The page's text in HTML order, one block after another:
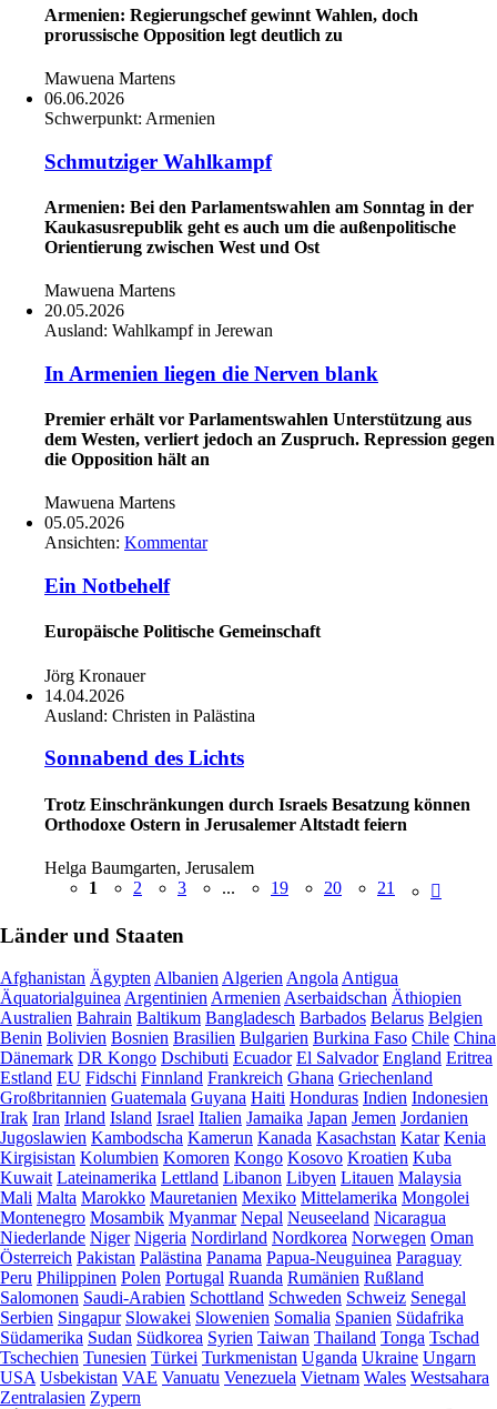
Armenien: Regierungschef gewinnt Wahlen, doch
prorussische Opposition legt deutlich zu
Mawuena Martens
06.06.2026
Schwerpunkt: Armenien
Schmutziger Wahlkampf
Armenien: Bei den Parlamentswahlen am Sonntag in der
Kaukasusrepublik geht es auch um die außenpolitische
Orientierung zwischen West und Ost
Mawuena Martens
20.05.2026
Ausland: Wahlkampf in Jerewan
In Armenien liegen die Nerven blank
Premier erhält vor Parlamentswahlen Unterstützung aus
dem Westen, verliert jedoch an Zuspruch. Repression gegen
die Opposition hält an
Mawuena Martens
05.05.2026
Ansichten: Kommentar
Ein Notbehelf
Europäische Politische Gemeinschaft
Jörg Kronauer
14.04.2026
Ausland: Christen in Palästina
Sonnabend des Lichts
Trotz Einschränkungen durch Israels Besatzung können
Orthodoxe Ostern in Jerusalemer Altstadt feiern
Helga Baumgarten, Jerusalem
1
2 3 ... 19 20 21
Länder und Staaten
Afghanistan Ägypten Albanien Algerien Angola Antigua
Äquatorialguinea Argentinien Armenien Aserbaidschan Äthiopien
Australien Bahrain Baltikum Bangladesch Barbados Belarus Belgien
Benin Bolivien Bosnien Brasilien Bulgarien Burkina Faso Chile China
Dänemark DR Kongo Dschibuti Ecuador El Salvador England Eritrea
Estland EU Fidschi Finnland Frankreich Ghana Griechenland
Großbritannien Guatemala Guyana Haiti Honduras Indien Indonesien
Irak Iran Irland Island Israel Italien Jamaika Japan Jemen Jordanien
Jugoslawien Kambodscha Kamerun Kanada Kasachstan Katar Kenia
Kirgisistan Kolumbien Komoren Kongo Kosovo Kroatien Kuba
Kuwait Lateinamerika Lettland Libanon Libyen Litauen Malaysia
Mali Malta Marokko Mauretanien Mexiko Mittelamerika Mongolei
Montenegro Mosambik Myanmar Nepal Neuseeland Nicaragua
Niederlande Niger Nigeria Nordirland Nordkorea Norwegen Oman
Österreich Pakistan Palästina Panama Papua-Neuguinea Paraguay
Peru Philippinen Polen Portugal Ruanda Rumänien Rußland
Salomonen Saudi-Arabien Schottland Schweden Schweiz Senegal
Serbien Singapur Slowakei Slowenien Somalia Spanien Südafrika
Südamerika Sudan Südkorea Syrien Taiwan Thailand Tonga Tschad
Tschechien Tunesien Türkei Turkmenistan Uganda Ukraine Ungarn
USA Usbekistan VAE Vanuatu Venezuela Vietnam Wales Westsahara
Zentralasien Zypern